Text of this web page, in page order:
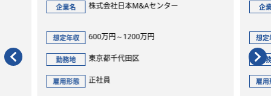
株式会社日本M&Aセンター
600万円～1200万円
勤務地 東京都千代田区
正社員
株式
800
東京
正社員